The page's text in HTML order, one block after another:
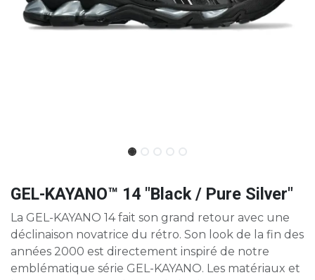
GEL-KAYANO™ 14 "Black / Pure Silver"
La GEL-KAYANO 14 fait son grand retour avec une
déclinaison novatrice du rétro. Son look de la fin des
années 2000 est directement inspiré de notre
emblématique série GEL-KAYANO. Les matériaux et